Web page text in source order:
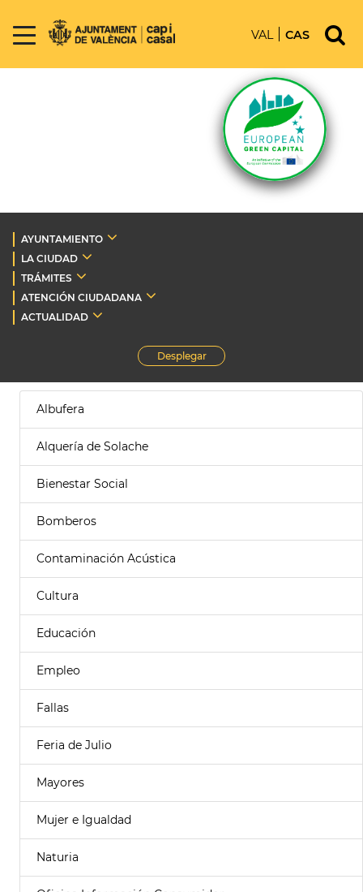
VAL CAS
AYUNTAMIENTO
LA CIUDAD
TRÁMITES
ATENCIÓN CIUDADANA
ACTUALIDAD
Desplegar
Albufera
Alquería de Solache
Bienestar Social
Bomberos
Contaminación Acústica
Cultura
Educación
Empleo
Fallas
Feria de Julio
Mayores
Mujer e Igualdad
Naturia